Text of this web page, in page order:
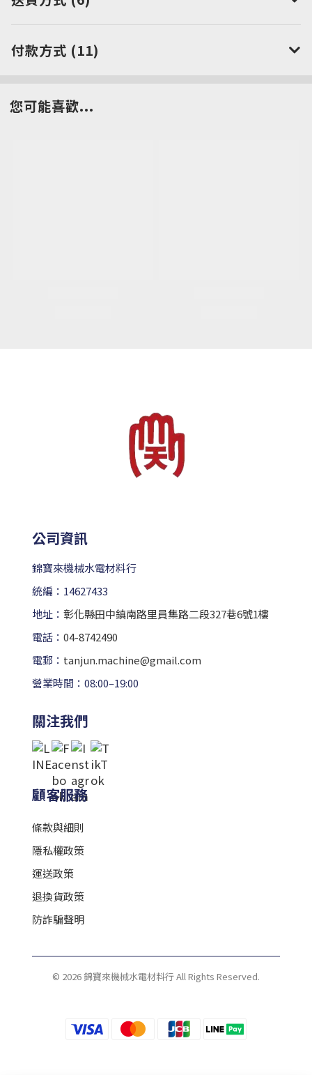
付款方式 (11)
您可能喜歡...
公司資訊
錦寶來機械水電材料行
統編：14627433
地址： 彰化縣田中鎮南路里員集路二段327巷6號1樓
電話： 04-8742490
電郵： tanjun.machine@gmail.com
營業時間：08:00–19:00
關注我們
顧客服務
條款與細則
隱私權政策
運送政策
退換貨政策
防詐騙聲明
© 2026 錦寶來機械水電材料行 All Rights Reserved.